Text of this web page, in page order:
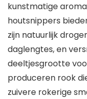
kunstmatige
houtsnippers
zijn natuurlijk
daglengtes, en
deeltjesgrootte
produceren rook
zuivere rokerige